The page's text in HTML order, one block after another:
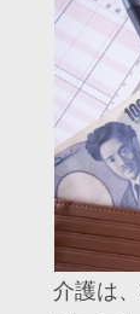
介護は